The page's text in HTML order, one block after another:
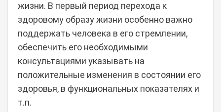
жизни. В первый период перехода к
здоровому образу жизни особенно важно
поддержать человека в его стремлении,
обеспечить его необходимыми
консультациями указывать на
положительные изменения в состоянии его
здоровья, в функциональных показателях и
т.п.